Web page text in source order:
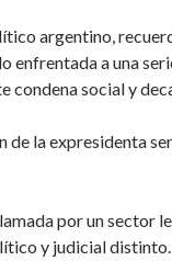
argentino,
enfrentada a una
social y
la expresidenta
por un sector
y judicial distinto.